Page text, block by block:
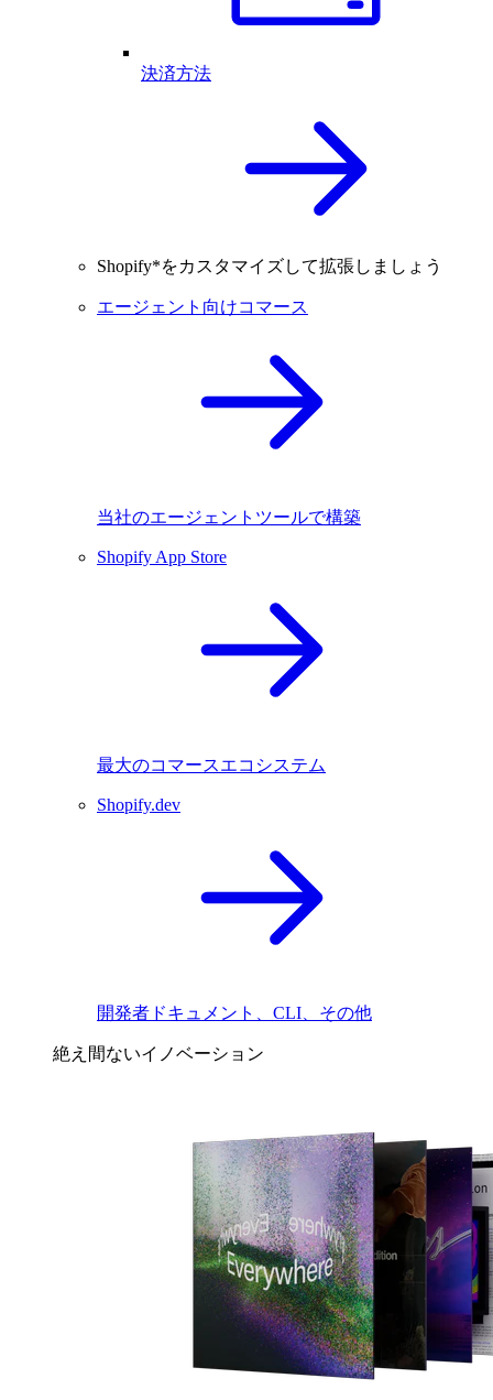
決済方法
Shopify*をカスタマイズして拡張しましょう
エージェント向けコマース
当社のエージェントツールで構築
Shopify App Store
最大のコマースエコシステム
Shopify.dev
開発者ドキュメント、CLI、その他
絶え間ないイノベーション